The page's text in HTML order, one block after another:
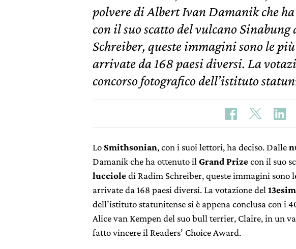
polvere di Albert Ivan Damanik che
con il suo scatto del vulcano
Schreiber, queste immagini sono le
arrivate da 168 paesi diversi. La
concorso fotografico dell’istituto
Lo Smithsonian, con i suoi lettori, ha deciso. Dalle
Damanik che ha ottenuto il Grand Prizecon il suo
luccioledi Radim Schreiber, queste immagini sono
arrivate da 168 paesi diversi. La votazione del
dell’istituto statunitense si è appena conclusa con i
Alice van Kempen del suo bull terrier, Claire, in un
fatto vincere il Readers’ Choice Award.